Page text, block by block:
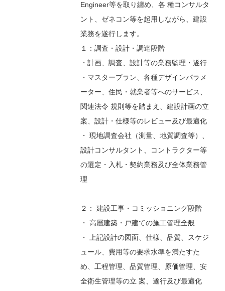
Engineer等を取り纏め、各 種コンサルタ
ント、ゼネコン等を起用しながら、建設
業務を遂行します。
１：調査・設計・調達段階
・計画、調査、設計等の業務監理・遂行
・マスタープラン、各種デザインパラメ
ーター、住民・就業者等へのサービス、
関連法令 規則等を踏まえ、建設計画の立
案、設計・仕様等のレビュー及び最適化
・ 現地調査会社（測量、地質調査等）、
設計コンサルタント、コントラクター等
の選定・入札・契約業務及び全体業務管
理
２： 建設工事・コミッショニング段階
・ 高層建築・戸建ての施工管理全般
・ 上記設計の図面、仕様、品質、スケジ
ュール、費用等の要求水準を満たすた
め、工程管理、品質管理、原価管理、安
全衛生管理等の立 案、遂行及び最適化